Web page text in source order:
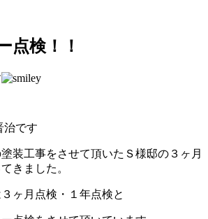
点検！！
治です
装工事をさせて頂いたＳ様邸の３ヶ月
きました。
ヶ月点検・１年点検と